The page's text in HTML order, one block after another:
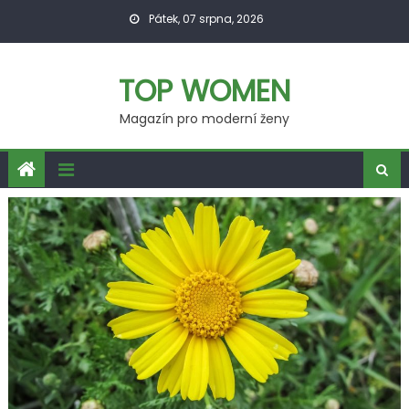
Pátek, 07 srpna, 2026
TOP WOMEN
Magazín pro moderní ženy